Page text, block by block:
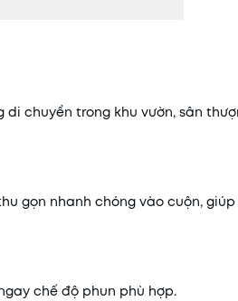
chuyển trong khu vườn, sân
gọn nhanh chóng vào cuộn,
chế độ phun phù hợp.